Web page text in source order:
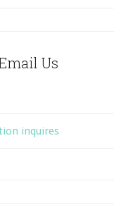
Us
inquires